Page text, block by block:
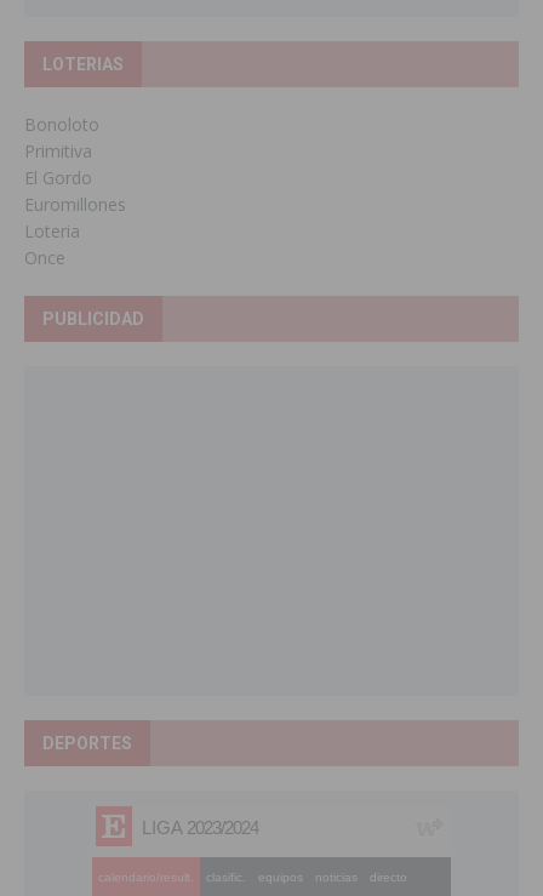
LOTERIAS
Bonoloto
Primitiva
El Gordo
Euromillones
Loteria
Once
PUBLICIDAD
DEPORTES